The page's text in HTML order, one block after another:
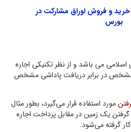
و فروش اوراق مشارکت در
بورس
اسلامی می باشد و از نظر تکنیکی اجاره
در برابر دريافت پاداشي مشخص
مورد استفاده قرار مي‌گيرد، بطور مثال
گرفتن يك زمين در مقابل پرداخت اجاره
گرفته مي‌شود.